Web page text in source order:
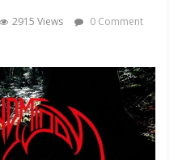
2915 Views
0 Comment